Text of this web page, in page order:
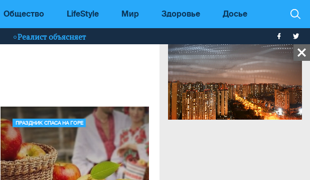
Общество LifeStyle Мир Здоровье Досье
Реалист объясняет
ПРАЗДНИК СПАСА НА ГОРЕ